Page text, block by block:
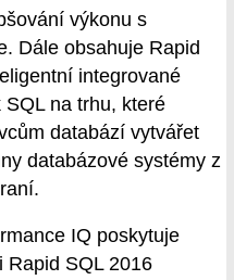
výkonu s
Dále obsahuje Rapid
integrované
na trhu, které
databází vytvářet
databázové systémy z
IQ poskytuje
Rapid SQL 2016